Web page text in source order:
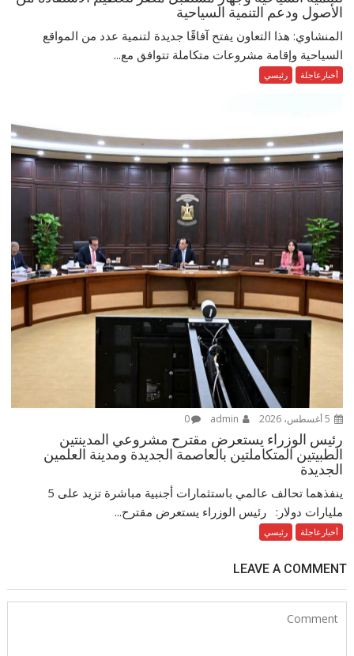
الأصول ودعم التنمية السياحية
المنشاوي: هذا التعاون يفتح آفاقًا جديدة لتنمية عدد من المواقع
السياحية وإقامة مشروعات متكاملة تتوافق مع...
أخبارعاجلة رئيسي
0
رئيس الوزراء يستعرض مقترح مشروعي المدينتين
الطبيتين المتكاملتين بالعاصمة الجديدة ومدينة العلمين
الجديدة
ينفذهما تحالف عالمي باستثمارات أجنبية مباشرة تزيد على 5
مليارات دولار: رئيس الوزراء يستعرض مقترح...
أخبارعاجلة رئيسي
LEAVE A COMMENT